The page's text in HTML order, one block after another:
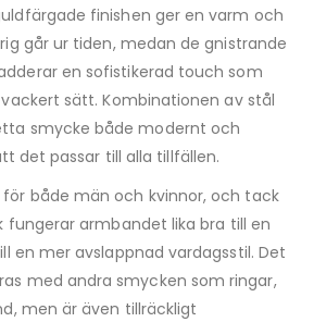
finishen ger en varm och
går ur tiden, medan de gnistrande
en sofistikerad touch som
sätt. Kombinationen av stål
smycke både modernt och
det passar till alla tillfällen.
för både män och kvinnor, och tack
fungerar armbandet lika bra till en
en mer avslappnad vardagsstil. Det
med andra smycken som ringar,
men är även tillräckligt